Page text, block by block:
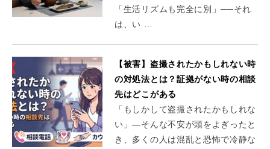
「生活リズムも完全に別」──それ
は、い …
【被害】盗撮されたかもしれない時
の対処法とは？証拠がない時の相談
先はどこがある
「もしかして盗撮されたかもしれな
い」―そんな不安が頭をよぎったと
き、多くの人は混乱と恐怖で冷静な